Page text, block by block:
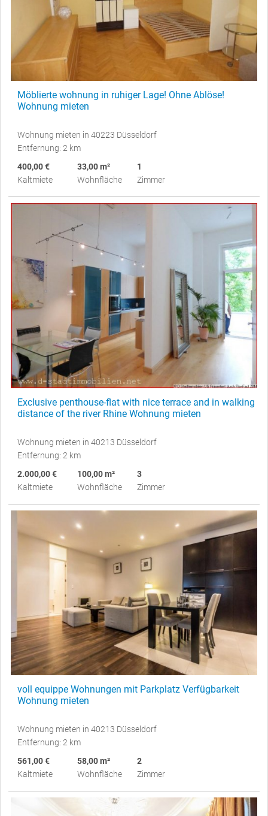
Möblierte wohnung in ruhiger Lage! Ohne Ablöse!
Wohnung mieten
Wohnung mieten in 40223 Düsseldorf
Entfernung: 2 km
400,00 €
Kaltmiete
33,00 m²
Wohnfläche
1
Zimmer
Exclusive penthouse-flat with nice terrace and in walking
distance of the river Rhine Wohnung mieten
Wohnung mieten in 40213 Düsseldorf
Entfernung: 2 km
2.000,00 €
Kaltmiete
100,00 m²
Wohnfläche
3
Zimmer
voll equippe Wohnungen mit Parkplatz Verfügbarkeit
Wohnung mieten
Wohnung mieten in 40213 Düsseldorf
Entfernung: 2 km
561,00 €
Kaltmiete
58,00 m²
Wohnfläche
2
Zimmer